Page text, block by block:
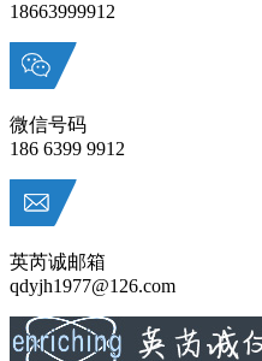
18663999912
微信号码
186 6399 9912
英芮诚邮箱
qdyjh1977@126.com